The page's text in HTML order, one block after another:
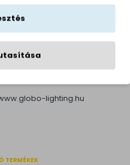
izzós
Volt
lighting.hu
TERMÉKEK